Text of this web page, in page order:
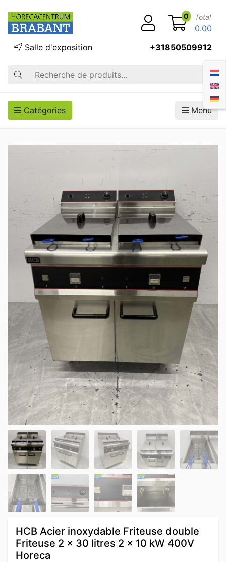
Recherche
Salle d'exposition +31850509912
0 Total
0.00
Catégories Menu
HCB Acier inoxydable Friteuse double
Friteuse 2 x 30 litres 2 x 10 kW 400V
Horeca